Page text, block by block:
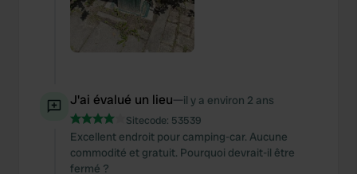
J'ai évalué un lieu—il y a environ 2 ans
Sitecode: 53539
Excellent endroit pour camping-car. Aucune
commodité et gratuit. Pourquoi devrait-il être
fermé ?